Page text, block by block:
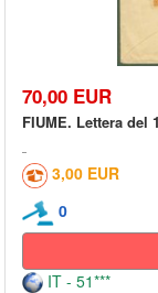
70,00 EUR
FIUME. Lettera del
3,00 EUR
0
IT - 51***